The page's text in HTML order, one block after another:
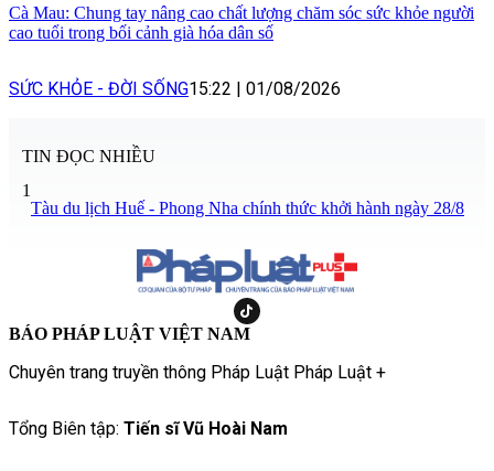
Cà Mau: Chung tay nâng cao chất lượng chăm sóc sức khỏe người
cao tuổi trong bối cảnh già hóa dân số
SỨC KHỎE - ĐỜI SỐNG15:22 01/08/2026
TIN ĐỌC NHIỀU
1
Tàu du lịch Huế - Phong Nha chính thức khởi hành ngày 28/8
BÁO PHÁP LUẬT VIỆT NAM
Chuyên trang truyền thông Pháp Luật Pháp Luật +
Tổng Biên tập: Tiến sĩ Vũ Hoài Nam